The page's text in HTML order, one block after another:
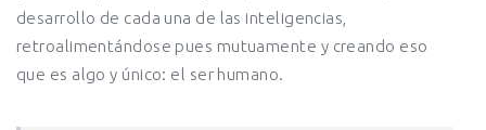
desarrollo de cada una de las inteligencias,
retroalimentándose pues mutuamente y creando eso
que es algo y único: el ser humano.